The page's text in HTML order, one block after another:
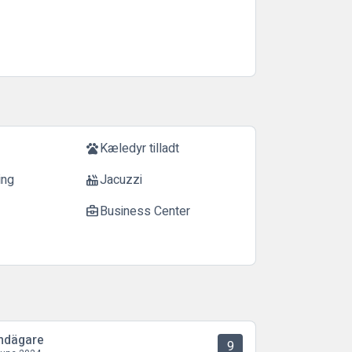
petsKæledyr tilladt
hot_tubJacuzzi
business_centerBusiness Center
9